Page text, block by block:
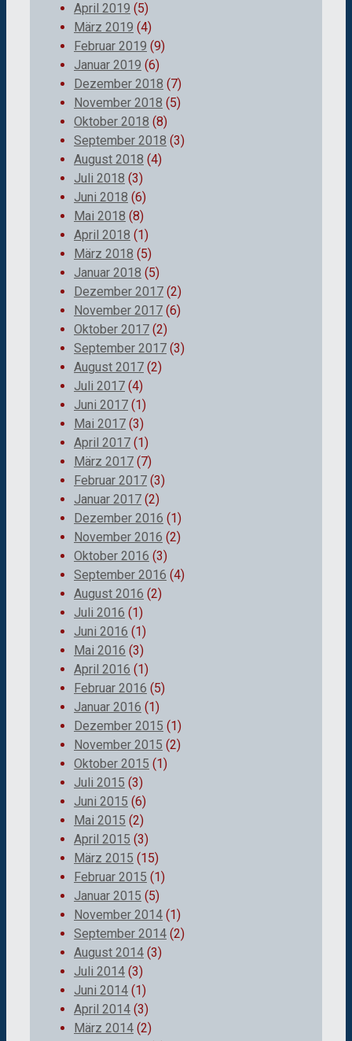
April 2019 (5)
März 2019 (4)
Februar 2019 (9)
Januar 2019 (6)
Dezember 2018 (7)
November 2018 (5)
Oktober 2018 (8)
September 2018 (3)
August 2018 (4)
Juli 2018 (3)
Juni 2018 (6)
Mai 2018 (8)
April 2018 (1)
März 2018 (5)
Januar 2018 (5)
Dezember 2017 (2)
November 2017 (6)
Oktober 2017 (2)
September 2017 (3)
August 2017 (2)
Juli 2017 (4)
Juni 2017 (1)
Mai 2017 (3)
April 2017 (1)
März 2017 (7)
Februar 2017 (3)
Januar 2017 (2)
Dezember 2016 (1)
November 2016 (2)
Oktober 2016 (3)
September 2016 (4)
August 2016 (2)
Juli 2016 (1)
Juni 2016 (1)
Mai 2016 (3)
April 2016 (1)
Februar 2016 (5)
Januar 2016 (1)
Dezember 2015 (1)
November 2015 (2)
Oktober 2015 (1)
Juli 2015 (3)
Juni 2015 (6)
Mai 2015 (2)
April 2015 (3)
März 2015 (15)
Februar 2015 (1)
Januar 2015 (5)
November 2014 (1)
September 2014 (2)
August 2014 (3)
Juli 2014 (3)
Juni 2014 (1)
April 2014 (3)
März 2014 (2)